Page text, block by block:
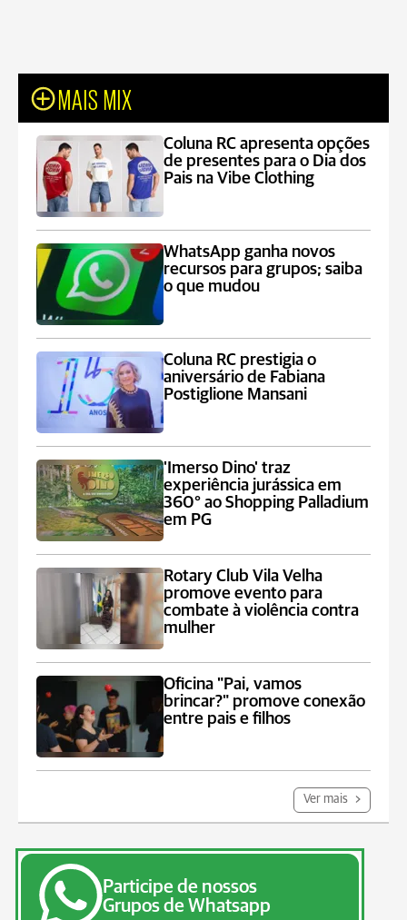
MAIS MIX
Coluna RC apresenta opções
de presentes para o Dia dos
Pais na Vibe Clothing
WhatsApp ganha novos
recursos para grupos; saiba
o que mudou
Coluna RC prestigia o
aniversário de Fabiana
Postiglione Mansani
'Imerso Dino' traz
experiência jurássica em
360° ao Shopping Palladium
em PG
Rotary Club Vila Velha
promove evento para
combate à violência contra
mulher
Oficina "Pai, vamos
brincar?" promove conexão
entre pais e filhos
Ver mais
Participe de nossos
Grupos de Whatsapp